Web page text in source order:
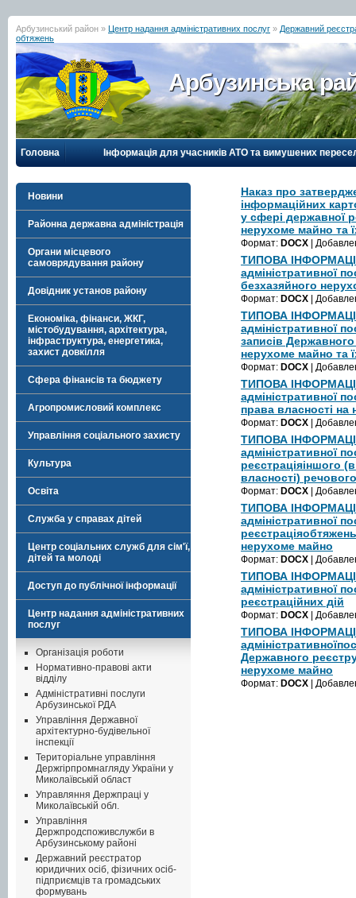
Арбузинський район » Центр надання адміністративних послуг » Державний
обтяжень
Арбузинська
Головна Інформація для учасників АТО та вимушених
Новини
Районна державна адміністрація
Органи місцевого
самоврядування району
Довідник установ району
Економіка, фінанси, ЖКГ,
містобудування, архітектура,
інфраструктура, енергетика,
захист довкілля
Сфера фінансів та бюджету
Агропромисловий комплекс
Управління соціального захисту
Культура
Освіта
Служба у справах дітей
Центр соціальних служб для сім'ї,
дітей та молоді
Доступ до публічної інформації
Центр надання адміністративних
послуг
Організація роботи
Нормативно-правові акти
відділу
Адміністративні послуги
Арбузинської РДА
Управління Державної
архітектурно-будівельної
інспекції
Територіальне управління
Держгірпромнагляду України у
Миколаївській област
Управляння Держпраці у
Миколаївській обл.
Управління
Держпродспоживслужби в
Арбузинському районі
Державний реєстратор
юридичних осіб, фізичних осіб-
підприємців та громадських
формувань
Наказ про
інформаційних
у сфері державної
нерухоме майно та
Формат: DOCX |
ТИПОВА
адміністративної
безхазяйного
Формат: DOCX |
ТИПОВА
адміністративної
записів
нерухоме майно та
Формат: DOCX |
ТИПОВА
адміністративної
права власності
Формат: DOCX |
ТИПОВА
адміністративної
реєстраціяіншого
власності)
Формат: DOCX |
ТИПОВА
адміністративної
нерухоме майно
Формат: DOCX |
ТИПОВА
адміністративної
реєстраційних дій
Формат: DOCX |
ТИПОВА
Державного
нерухоме майно
Формат: DOCX |